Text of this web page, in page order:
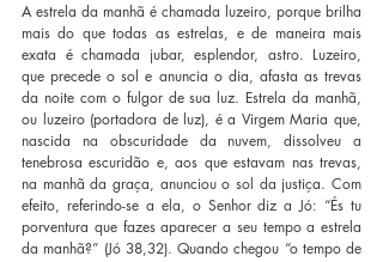
A estrela da manhã é chamada luzeiro, porque brilha
mais do que todas as estrelas, e de maneira mais
exata é chamada jubar, esplendor, astro. Luzeiro,
que precede o sol e anuncia o dia, afasta as trevas
da noite com o fulgor de sua luz. Estrela da manhã,
ou luzeiro (portadora de luz), é a Virgem Maria que,
nascida na obscuridade da nuvem, dissolveu a
tenebrosa escuridão e, aos que estavam nas trevas,
na manhã da graça, anunciou o sol da justiça. Com
efeito, referindo-se a ela, o Senhor diz a Jó: “És tu
porventura que fazes aparecer a seu tempo a estrela
da manhã?” (Jó 38,32). Quando chegou “o tempo de